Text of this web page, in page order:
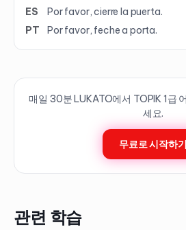
ES
Por favor, cierre la puerta.
PT
Por favor, feche a porta.
매일 30분 LUKATO에서 TOPIK 1급
세요.
무료로 시작하기
관련 학습